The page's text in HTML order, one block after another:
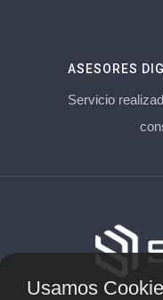
ASESORES
Servicio
Usamos